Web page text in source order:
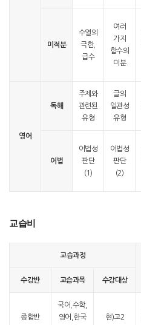
미적분
수열의
극한,
급수
여러
가지
함수의
미분
영어
독해
주제와
관련된
유형
글의
일관성
유형
어법
어법성
판단
(1)
어법성
판단
(2)
교습비
교습과정
수강반 교습과목 수강대상
종합반
국어,수학,
영어,한국
현)고2